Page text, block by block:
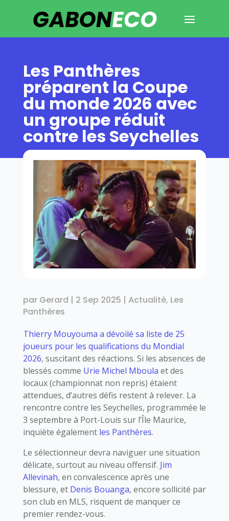
Les Panthères
préparent la Coupe
du monde 2026 avec
un groupe réduit
contre les Seychelles
par Gerard | 2 Sep 2025 | Actualité, Les
Panthères
Thierry Mouyouma a dévoilé sa liste de 25
joueurs pour les qualifications du Mondial
2026, suscitant des réactions. Si les absences de
blessés comme Urie Michel Mboula et des
locaux (championnat non repris) étaient
attendues, d’autres défis restent à relever. La
rencontre contre les Seychelles, programmée le
3 septembre à Port-Louis sur l’Île Maurice,
inquiète égalementles Panthères.
Le sélectionneur devra naviguer une situation
délicate, surtout au niveau offensif. Jim
Allevinah, en convalescence après une
blessure, et Denis Bouanga, encore sollicité par
son club en MLS, risquent de manquer ce
premier rendez-vous.